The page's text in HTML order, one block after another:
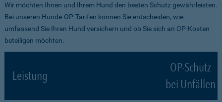
Wir möchten Ihnen und Ihrem Hund den besten Schutz gewährleisten.
Bei unseren Hunde-OP-Tarifen können Sie entscheiden, wie
umfassend Sie Ihren Hund versichern und ob Sie sich an OP-Kosten
beteiligen möchten.
Leistung
OP-Schutz
bei Unfällen